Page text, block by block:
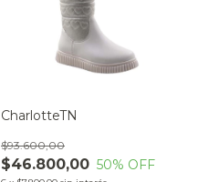
CharlotteTN
$46.800,00
$93.600,00
50% OFF